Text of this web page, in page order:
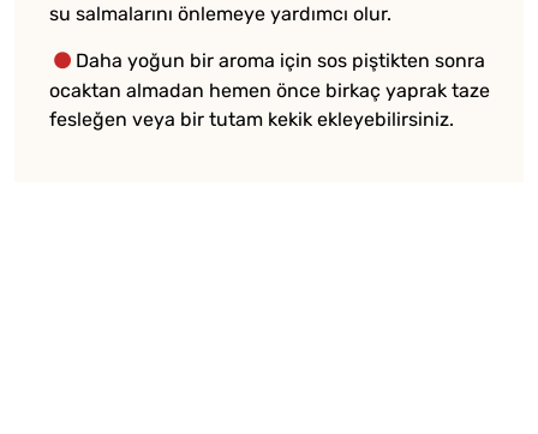
su salmalarını önlemeye yardımcı olur.
Daha yoğun bir aroma için sos piştikten sonra
ocaktan almadan hemen önce birkaç yaprak taze
fesleğen veya bir tutam kekik ekleyebilirsiniz.